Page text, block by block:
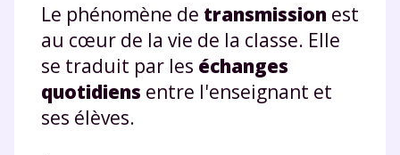
Le phénomène de transmission est
au cœur de la vie de la classe. Elle
se traduit par les échanges
quotidiens entre l'enseignant et
ses élèves.